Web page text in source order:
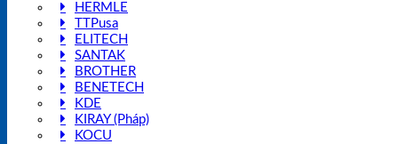
HERMLE
TTPusa
ELITECH
SANTAK
BROTHER
BENETECH
KDE
KIRAY (Pháp)
KOCU